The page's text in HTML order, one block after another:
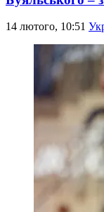
14 лютого, 10:51